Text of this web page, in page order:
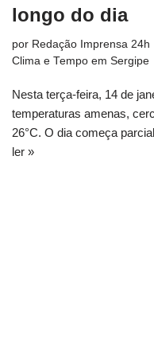
longo do dia
por Redação Imprensa 24h
Clima e Tempo em Sergipe
Nesta terça-feira, 14 de
temperaturas amenas,
26°C. O dia começa
ler »